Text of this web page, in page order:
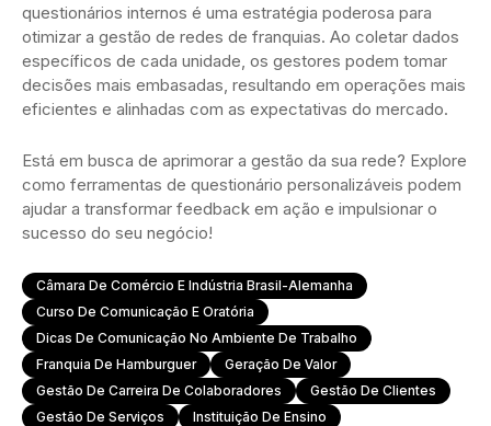
questionários internos é uma estratégia poderosa para
otimizar a gestão de redes de franquias. Ao coletar dados
específicos de cada unidade, os gestores podem tomar
decisões mais embasadas, resultando em operações mais
eficientes e alinhadas com as expectativas do mercado.
Está em busca de aprimorar a gestão da sua rede? Explore
como ferramentas de questionário personalizáveis podem
ajudar a transformar feedback em ação e impulsionar o
sucesso do seu negócio!
Câmara De Comércio E Indústria Brasil-Alemanha
Curso De Comunicação E Oratória
Dicas De Comunicação No Ambiente De Trabalho
Franquia De Hamburguer
Geração De Valor
Gestão De Carreira De Colaboradores
Gestão De Clientes
Gestão De Serviços
Instituição De Ensino